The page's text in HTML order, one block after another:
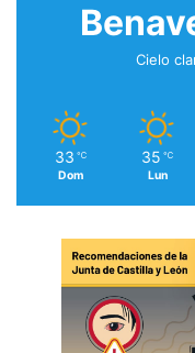
Cielo
33 ℃
Dom
35 ℃
Lun